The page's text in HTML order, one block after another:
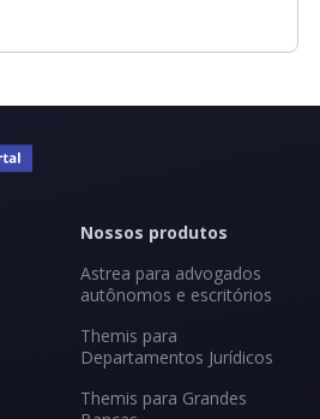
Nossos produtos
Astrea para advogados
autônomos e escritórios
Themis para
Departamentos Jurídicos
Themis para Grandes